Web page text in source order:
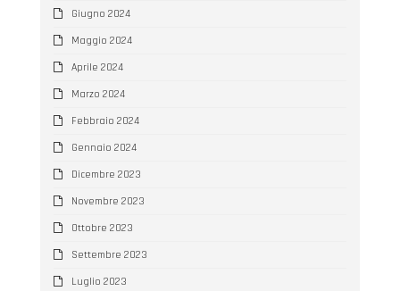
Giugno 2024
Maggio 2024
Aprile 2024
Marzo 2024
Febbraio 2024
Gennaio 2024
Dicembre 2023
Novembre 2023
Ottobre 2023
Settembre 2023
Luglio 2023